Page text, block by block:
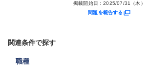
掲載開始日：2025/07/31（木）
問題を報告する
関連条件で探す
職種